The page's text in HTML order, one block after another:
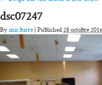
dsc07247
By anic.barre| Published28 octobre 2016